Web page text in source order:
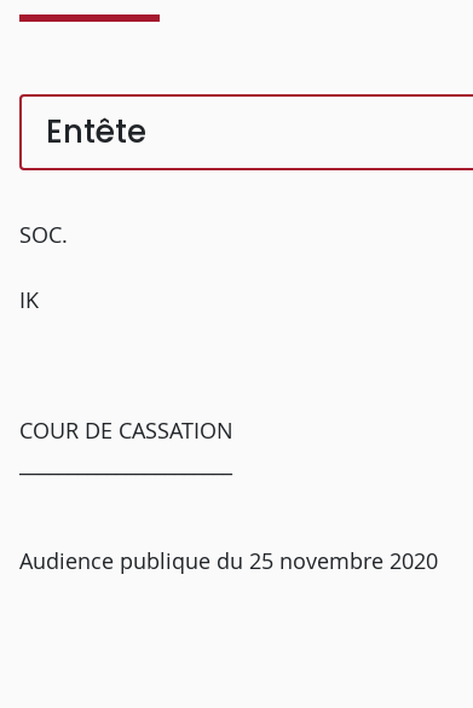
Entête
SOC.
IK
COUR DE CASSATION
Audience publique du 25 novembre 2020